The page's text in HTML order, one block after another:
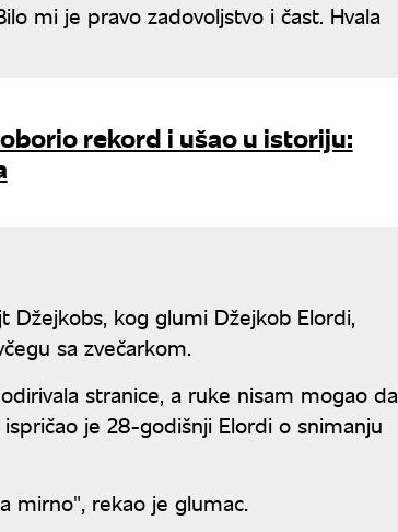
mi je pravo zadovoljstvo i čast. Hvala
rekord i ušao u istoriju:
Džejkobs, kog glumi Džejkob Elordi,
sa zvečarkom.
stranice, a ruke nisam mogao da
je 28-godišnji Elordi o snimanju
mirno", rekao je glumac.